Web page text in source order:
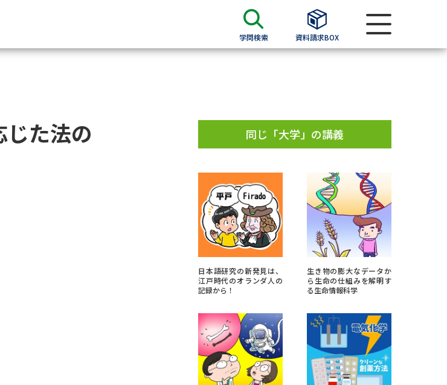
学問検索 資料請求BOX
大学・短大の資料種類から請求
大学パンフ
学部・学科パンフ
過去問題集
留学・進学関連、塾・予備校
大学入学共通テスト「受験上の配慮案内」の請求
高等学校卒業程度認定試験
小学校教員資格認定試験
た法の
同じ「大学」の講義
日本語研究の新発見は、
江戸時代のオランダ人の
記録から！
生き物の膨大なデータか
ら生命の仕組みを解明す
る生命情報科学